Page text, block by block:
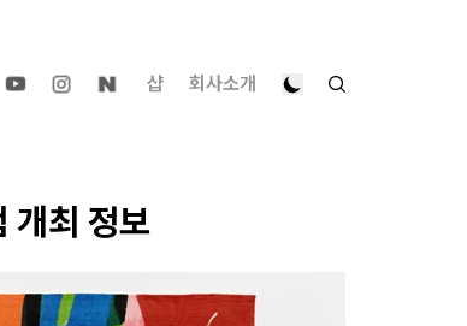
샵 회사소개
개최 정보